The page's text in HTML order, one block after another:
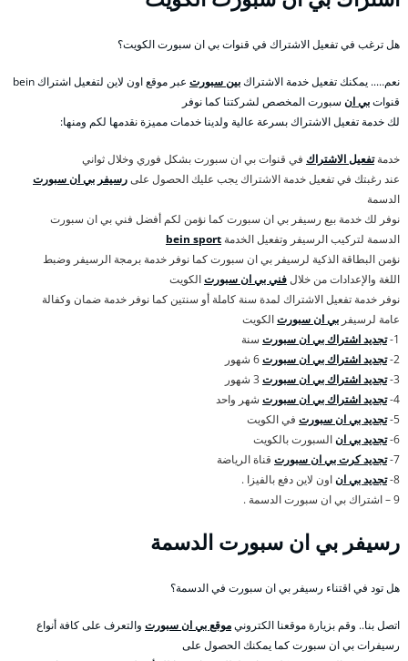
هل ترغب في تفعيل الاشتراك في قنوات بي ان سبورت الكويت؟
نعم….. يمكنك تفعيل خدمة الاشتراكبين سبورت
عبر موقع اون لاين لتفعيل اشتراك bein
قنواتبي ان سبورت المخصص لشركتنا كما نوفر
لك خدمة تفعيل الاشتراك بسرعة عالية ولدينا خدمات مميزة نقدمها لكم ومنها:
خدمةتفعيل الاشتراك في قنوات بي ان سبورت بشكل فوري وخلال ثواني
عند رغبتك في تفعيل خدمة الاشتراك يجب عليك الحصول علىرسيفر بي ان سبورت
الدسمة
نوفر لك خدمة بيع رسيفر بي ان سبورت كما نؤمن لكم أفضل فني بي ان سبورت
الدسمة لتركيب الرسيفر وتفعيل الخدمة bein sport
نؤمن البطاقة الذكية لرسيفر بي ان سبورت كما نوفر خدمة برمجة الرسيفر وضبط
اللغة والإعدادات من خلالفني بي ان سبورتالكويت
نوفر خدمة تفعيل الاشتراك لمدة سنة كاملة أو سنتين كما نوفر خدمة ضمان وكفالة
عامة لرسيفر بي ان سبورتالكويت
1- تجديد اشتراك بي ان سبورت سنة
2- تجديد اشتراك بي ان سبورت
3- تجديد اشتراك بي ان سبورت
4- تجديد اشتراك بي ان سبورت شهر واحد
5- تجديد بي ان سبورت في الكويت
6- تجديد بي انالسبورت بالكويت
7- تجديد كرت بي ان سبورت قناة الرياضة
8- تجديد بي اناون لاين دفع بالفيزا .
9 – اشتراك بي ان سبورت الدسمة .
رسيفر بي ان سبورت الدسمة
هل تود في اقتناء رسيفر بي ان سبورت في الدسمة؟
اتصل بنا.. وقم بزيارة موقعنا الكترونيموقع بي ان سبورت والتعرف على كافة أنواع
رسيفرات بي ان سبورت كما يمكنك الحصول على